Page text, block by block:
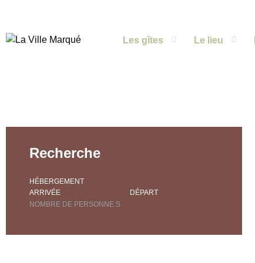
Les gîtes Le lieu
Recherche
HÉBERGEMENT
ARRIVÉE
DÉPART
NOMBRE DE PERSONNE.S